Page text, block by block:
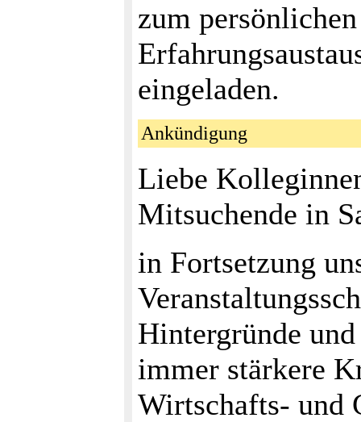
zum
eingeladen.
Ankündigung
Liebe
Mitsuchende in
in Fortsetzung
Hintergründe
immer stärkere
Wirtschafts- und